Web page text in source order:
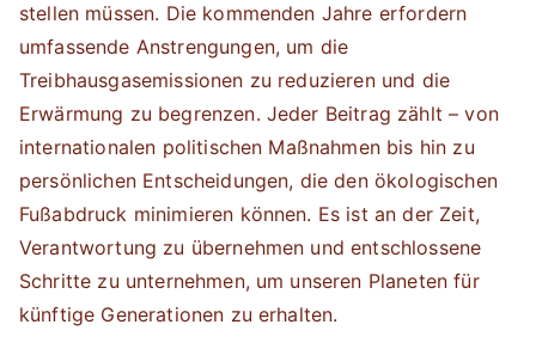
stellen müssen. Die kommenden Jahre erfordern
umfassende Anstrengungen, um die
Treibhausgasemissionen zu reduzieren und die
Erwärmung zu begrenzen. Jeder Beitrag zählt – von
internationalen politischen Maßnahmen bis hin zu
persönlichen Entscheidungen, die den ökologischen
Fußabdruck minimieren können. Es ist an der Zeit,
Verantwortung zu übernehmen und entschlossene
Schritte zu unternehmen, um unseren Planeten für
künftige Generationen zu erhalten.